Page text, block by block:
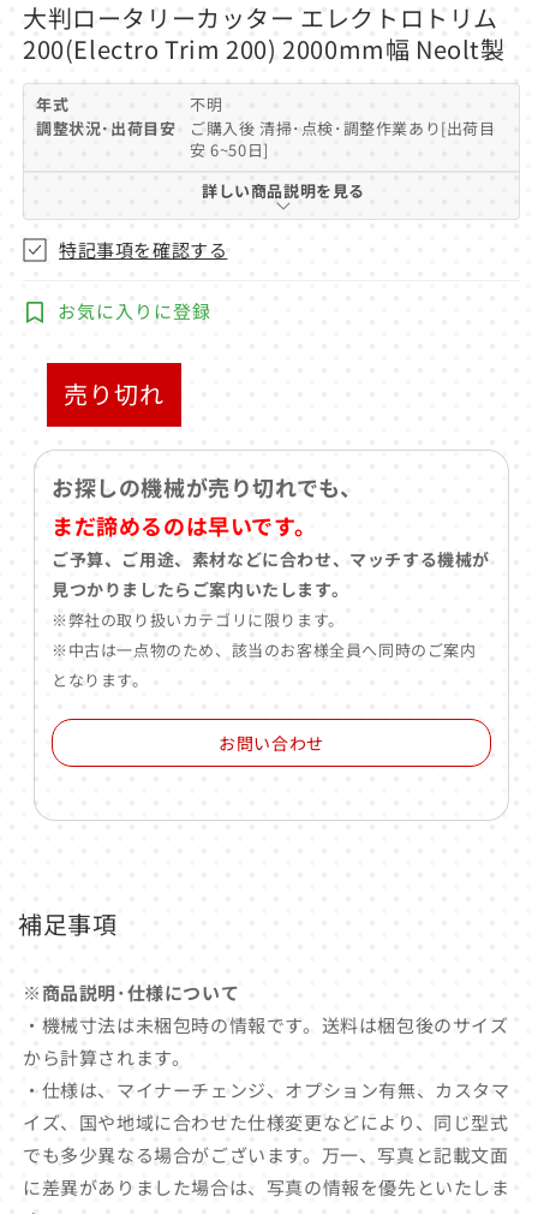
ー
ダ
ル
メ
デ
ィ
(1)
開
く
大判ロータリーカッター エレクトロトリム
200(Electro Trim 200) 2000mm幅 Neolt製
年式
不明
調整状況･出荷目安
ご購入後 清掃･点検･調整作業あり[出荷目
安 6~50日]
詳しい商品説明を見る
特記事項を確認する
お気に入りに登録
売り切れ
お探しの機械が売り切れでも、
まだ諦めるのは早いです。
ご予算、ご用途、素材などに合わせ、マッチする機械が
見つかりましたらご案内いたします。
※弊社の取り扱いカテゴリに限ります。
※中古は一点物のため、該当のお客様全員へ同時のご案内
となります。
お問い合わせ
補足事項
※商品説明･仕様について
・機械寸法は未梱包時の情報です。送料は梱包後のサイズ
から計算されます。
・仕様は、マイナーチェンジ、オプション有無、カスタマ
イズ、国や地域に合わせた仕様変更などにより、同じ型式
でも多少異なる場合がございます。万一、写真と記載文面
に差異がありました場合は、写真の情報を優先といたしま